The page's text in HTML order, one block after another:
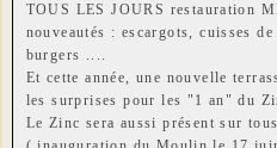
TOUS LES JOURS restauration
nouveautés : escargots, cuisses
burgers ....
Et cette année, une nouvelle
les surprises pour les "1 an" du
Le Zinc sera aussi présent sur